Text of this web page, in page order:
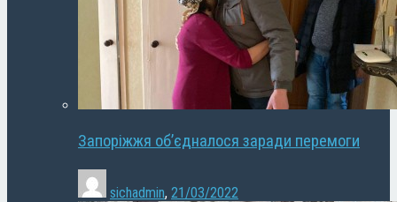
Запоріжжя об’єдналося заради перемоги
sichadmin, 21/03/2022